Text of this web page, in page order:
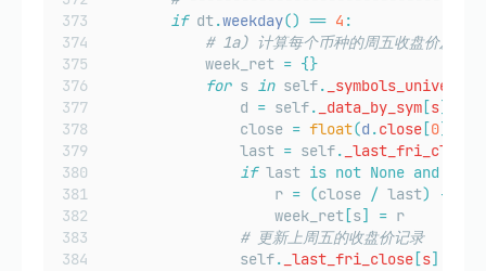
if dt.weekday() == 4 :
# 1a) 计算每个币种的周五收盘价及周
            week_ret
= {}
for s in self. _symbols_universe
                d
= self. _data_by_sym [s]
                close
= float(d .close [0])
                last
= self. _last_fri_close
if last is not None and
                    r
= (close / last) -
                    week_ret
[s] = r
# 更新上周五的收盘价记录
                self
. _last_fri_close [s]